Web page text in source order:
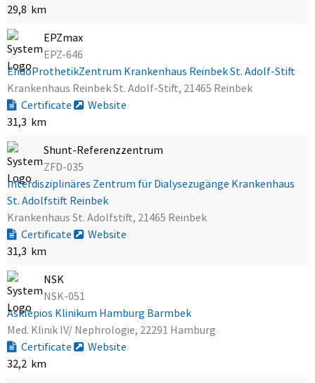
29,8 km
EPZmax
EPZ-646
EndoProthetikZentrum Krankenhaus Reinbek St. Adolf-Stift
Krankenhaus Reinbek St. Adolf-Stift, 21465 Reinbek
Certificate
Website
31,3 km
Shunt-Referenzzentrum
ZFD-035
Interdisziplinäres Zentrum für Dialysezugänge Krankenhaus
St. Adolfstift Reinbek
Krankenhaus St. Adolfstift, 21465 Reinbek
Certificate
Website
31,3 km
NSK
NSK-051
Asklepios Klinikum Hamburg Barmbek
Med. Klinik IV/ Nephrologie, 22291 Hamburg
Certificate
Website
32,2 km